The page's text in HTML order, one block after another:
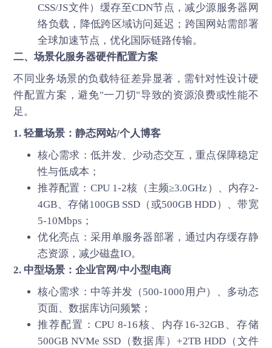
CSS/JS文件）缓存至CDN节点，减少源服务器网
络负载，降低跨区域访问延迟；跨国网站需部署
全球加速节点，优化国际链路传输。
二、场景化服务器硬件配置方案
不同业务场景的负载特征差异显著，需针对性设计硬
件配置方案，避免"一刀切"导致的资源浪费或性能不
足。
1. 轻量场景：静态网站/个人博客
核心需求：低并发、少动态交互，重点保障稳定
性与低成本；
推荐配置：CPU 1-2核（主频≥3.0GHz）、内存2-
4GB、存储100GB SSD（或500GB HDD）、带宽
5-10Mbps；
优化亮点：采用单服务器部署，通过内存缓存静
态资源，减少磁盘IO。
2. 中型场景：企业官网/中小型电商
核心需求：中等并发（500-1000用户）、多动态
页面、数据库访问频繁；
推荐配置：CPU 8-16核、内存16-32GB、存储
500GB NVMe SSD（数据库）+2TB HDD（文件